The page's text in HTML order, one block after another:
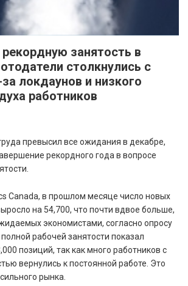
занятость в
столкнулись с
локдаунов и низкого
работников
превысил все ожидания в декабре,
рекордного года в вопросе
Canada, в прошлом месяце число новых
на 54,700, что почти вдвое больше,
экономистами, согласно опросу
рабочей занятости показал
позиций, так как много работников с
вернулись к постоянной работе. Это
рынка.